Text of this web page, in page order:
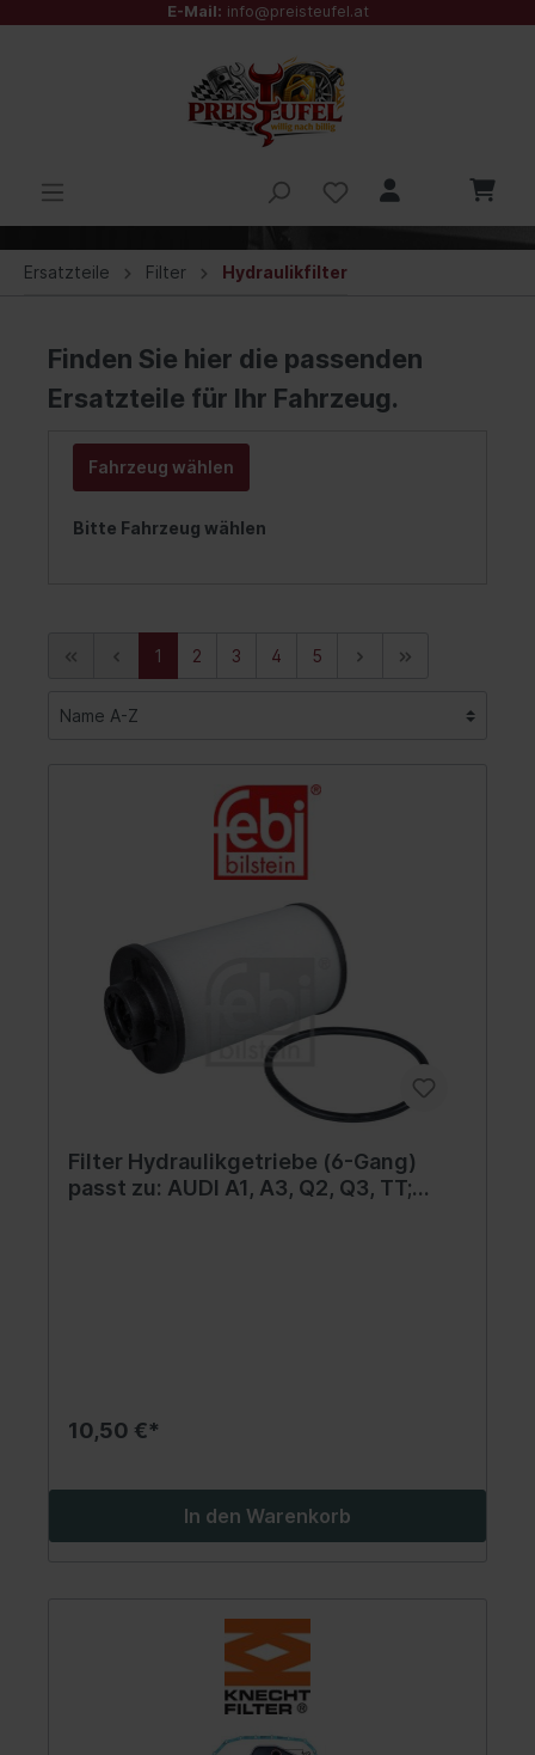
E-Mail: info@preisteufel.at
Ersatzteile Filter Hydraulikfilter
Finden Sie hier die passenden
Ersatzteile für Ihr Fahrzeug.
Fahrzeug wählen
Bitte Fahrzeug wählen
1 2 3 4 5
Filter Hydraulikgetriebe (6-Gang)
passt zu: AUDI A1, A3, Q2, Q3, TT;
10,50 €*
In den Warenkorb